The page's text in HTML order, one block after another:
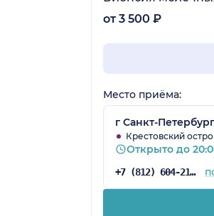
от 3 500 ₽
Место приёма:
г Санкт-
Крестовский
Открыто до
+7 (812) 604-21-54